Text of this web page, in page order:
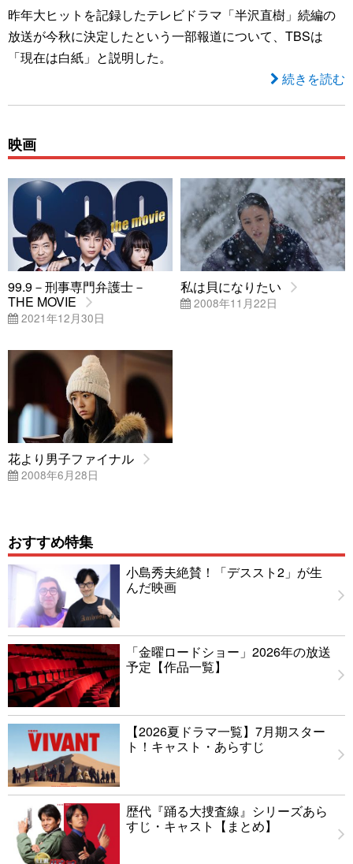
昨年大ヒットを記録したテレビドラマ「半沢直樹」続編の
放送が今秋に決定したという一部報道について、TBSは
「現在は白紙」と説明した。
続きを読む
映画
99.9－刑事専門弁護士－
THE MOVIE
2021年12月30日
私は貝になりたい
2008年11月22日
花より男子ファイナル
2008年6月28日
おすすめ特集
小島秀夫絶賛！「デススト2」が生
んだ映画
「金曜ロードショー」2026年の放送
予定【作品一覧】
【2026夏ドラマ一覧】7月期スター
ト！キャスト・あらすじ
歴代『踊る大捜査線』シリーズあら
すじ・キャスト【まとめ】